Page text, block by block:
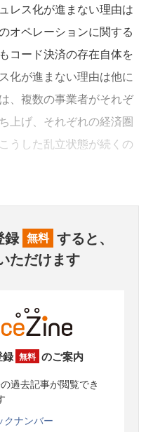
レス化が進まない理由は
オペレーションに関する
コード決済の存在自体を
化が進まない理由は他に
、複数の事業者がそれぞ
上げ、それぞれの経済圏
うした乱立状態が続くの
録 無料 すると、
ただけます
無料 のご案内
過去記事が閲覧でき
クナンバー